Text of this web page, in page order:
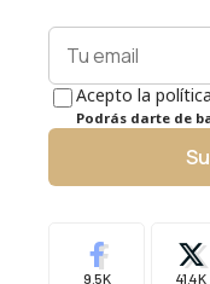
Acepto la
Podrás darte de
9.5K 41.4K